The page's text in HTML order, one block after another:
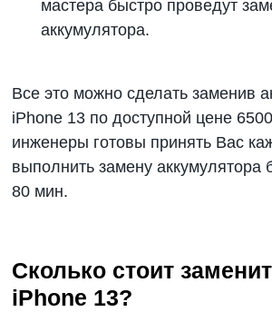
мастера быстро проведут
аккумулятора.
Все это можно сделать заменив
iPhone 13 по доступной цене
инженеры готовы принять Вас
выполнить замену аккумулятора
80 мин.
Сколько стоит
iPhone 13?